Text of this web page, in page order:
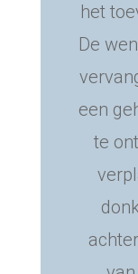
het
De
een
te